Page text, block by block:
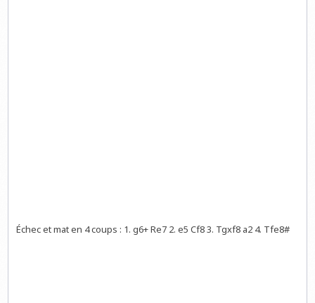
Échec et mat en 4 coups : 1. g6+ Re7 2. e5 Cf8 3. Tgxf8 a2 4. Tfe8#